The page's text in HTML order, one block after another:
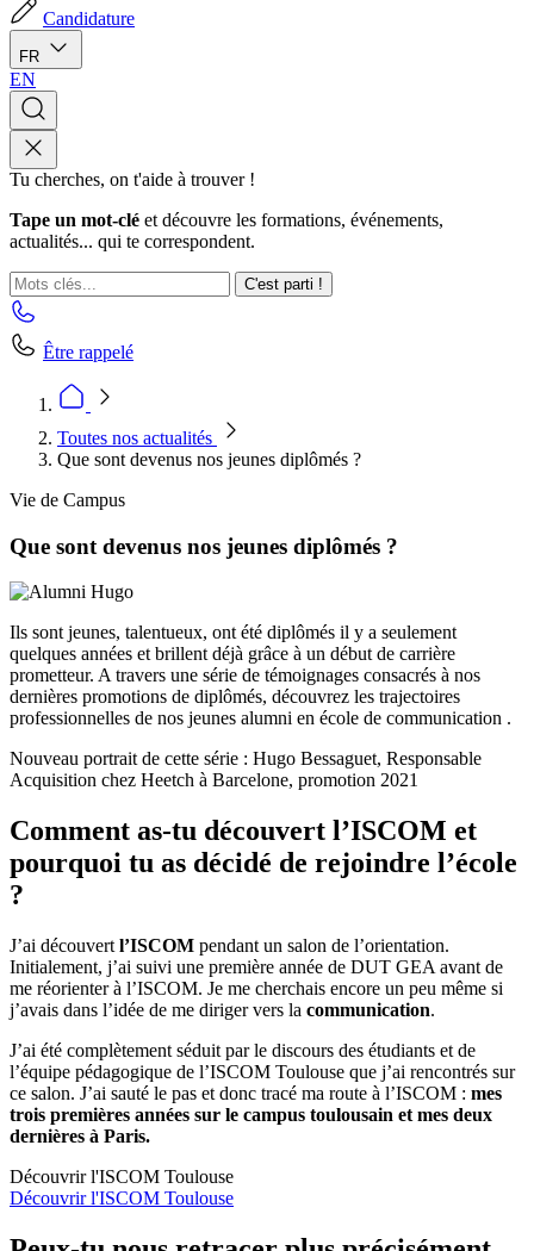
Candidature
FR
EN
Tu cherches, on t'aide à trouver !
Tape un mot-clé et découvre les formations, événements,
actualités... qui te correspondent.
C'est parti !
Être rappelé
Toutes nos actualités
Que sont devenus nos jeunes diplômés ?
Vie de Campus
Que sont devenus nos jeunes diplômés ?
Ils sont jeunes, talentueux, ont été diplômés il y a seulement
quelques années et brillent déjà grâce à un début de carrière
prometteur. A travers une série de témoignages consacrés à nos
dernières promotions de diplômés, découvrez les trajectoires
professionnelles de nos jeunes alumni en école de communication .
Nouveau portrait de cette série : Hugo Bessaguet, Responsable
Acquisition chez Heetch à Barcelone, promotion 2021
Comment as-tu découvert l’ISCOM et
pourquoi tu as décidé de rejoindre l’école
?
J’ai découvert l’ISCOM pendant un salon de l’orientation.
Initialement, j’ai suivi une première année de DUT GEA avant de
me réorienter à l’ISCOM. Je me cherchais encore un peu même si
j’avais dans l’idée de me diriger vers la communication.
J’ai été complètement séduit par le discours des étudiants et de
l’équipe pédagogique de l’ISCOM Toulouse que j’ai rencontrés sur
ce salon. J’ai sauté le pas et donc tracé ma route à l’ISCOM : mes
trois premières années sur le campus toulousain et mes deux
dernières à Paris.
Découvrir l'ISCOM Toulouse
Découvrir l'ISCOM Toulouse